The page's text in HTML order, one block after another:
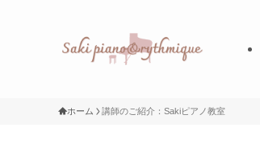
ホーム 講師のご紹介：Sakiピアノ教室